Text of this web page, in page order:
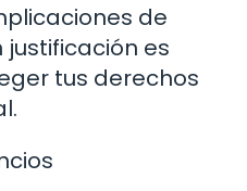
de
es
tus derechos